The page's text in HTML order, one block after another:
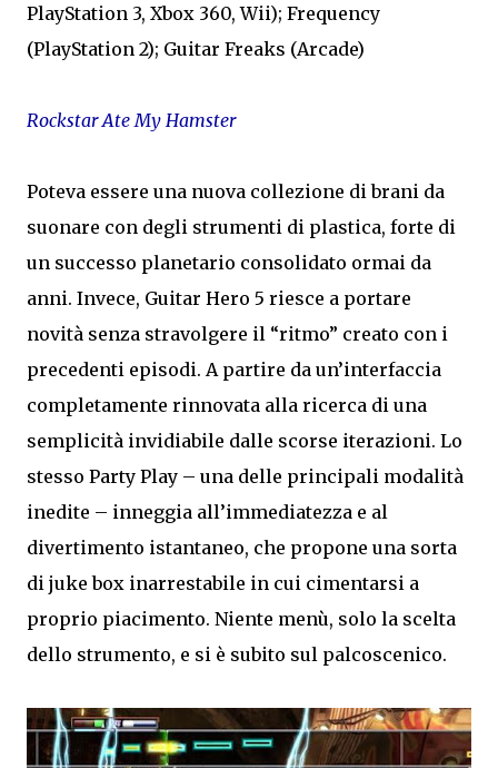
PlayStation 3, Xbox 360, Wii); Frequency
(PlayStation 2); Guitar Freaks (Arcade)
Rockstar Ate My Hamster
Poteva essere una nuova collezione di brani da
suonare con degli strumenti di plastica, forte di
un successo planetario consolidato ormai da
anni. Invece, Guitar Hero 5 riesce a portare
novità senza stravolgere il “ritmo” creato con i
precedenti episodi. A partire da un’interfaccia
completamente rinnovata alla ricerca di una
semplicità invidiabile dalle scorse iterazioni. Lo
stesso Party Play – una delle principali modalità
inedite – inneggia all’immediatezza e al
divertimento istantaneo, che propone una sorta
di juke box inarrestabile in cui cimentarsi a
proprio piacimento. Niente menù, solo la scelta
dello strumento, e si è subito sul palcoscenico.